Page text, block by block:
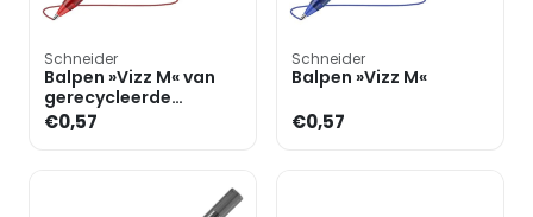
Schneider
Balpen »Vizz M« van
gerecycleerde
kunststof
€0,57
Schneider
Balpen »Vizz M«
€0,57